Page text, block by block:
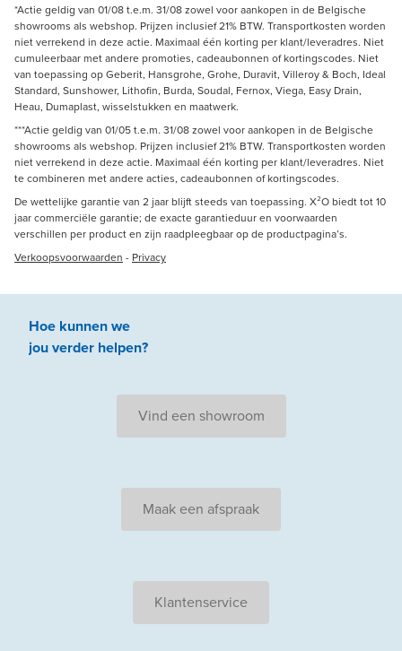
*Actie geldig van 01/08 t.e.m. 31/08 zowel voor aankopen in de Belgische
showrooms als webshop. Prijzen inclusief 21% BTW. Transportkosten worden
niet verrekend in deze actie. Maximaal één korting per klant/leveradres. Niet
cumuleerbaar met andere promoties, cadeaubonnen of kortingscodes. Niet
van toepassing op Geberit, Hansgrohe, Grohe, Duravit, Villeroy & Boch, Ideal
Standard, Sunshower, Lithofin, Burda, Soudal, Fernox, Viega, Easy Drain,
Heau, Dumaplast, wisselstukken en maatwerk.
***Actie geldig van 01/05 t.e.m. 31/08 zowel voor aankopen in de Belgische
showrooms als webshop. Prijzen inclusief 21% BTW. Transportkosten worden
niet verrekend in deze actie. Maximaal één korting per klant/leveradres. Niet
te combineren met andere acties, cadeaubonnen of kortingscodes.
De wettelijke garantie van 2 jaar blijft steeds van toepassing. X²O biedt tot 10
jaar commerciële garantie; de exacte garantieduur en voorwaarden
verschillen per product en zijn raadpleegbaar op de productpagina’s.
Verkoopsvoorwaarden - Privacy
Hoe kunnen we
jouverder helpen?
Vind een showroom
Maak een afspraak
Klantenservice